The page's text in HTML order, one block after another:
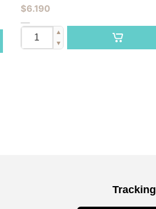
$6.190
▲
▼
Tracking